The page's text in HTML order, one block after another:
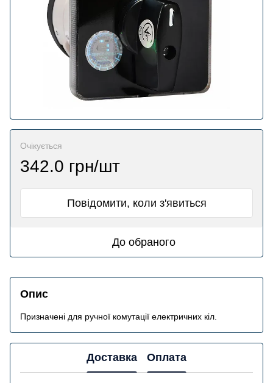
Очікується
342.0 грн/шт
Повідомити, коли з'явиться
До обраного
Опис
Призначені для ручної комутації електричних кіл.
Доставка Оплата